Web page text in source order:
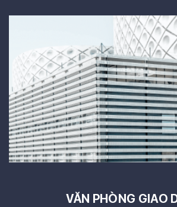
VĂN PHÒNG GIAO